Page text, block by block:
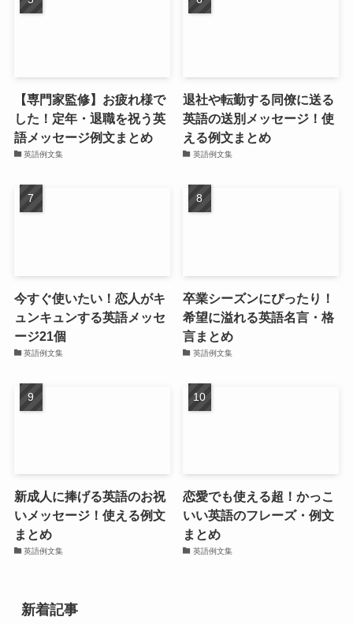
【専門家監修】お疲れ様で
した！定年・退職を祝う英
語メッセージ例文まとめ
英語例文集
退社や転勤する同僚に送る
英語の送別メッセージ！使
える例文まとめ
英語例文集
今すぐ使いたい！恋人がキ
ュンキュンする英語メッセ
ージ21個
英語例文集
卒業シーズンにぴったり！
希望に溢れる英語名言・格
言まとめ
英語例文集
新成人に捧げる英語のお祝
いメッセージ！使える例文
まとめ
英語例文集
恋愛でも使える超！かっこ
いい英語のフレーズ・例文
まとめ
英語例文集
新着記事